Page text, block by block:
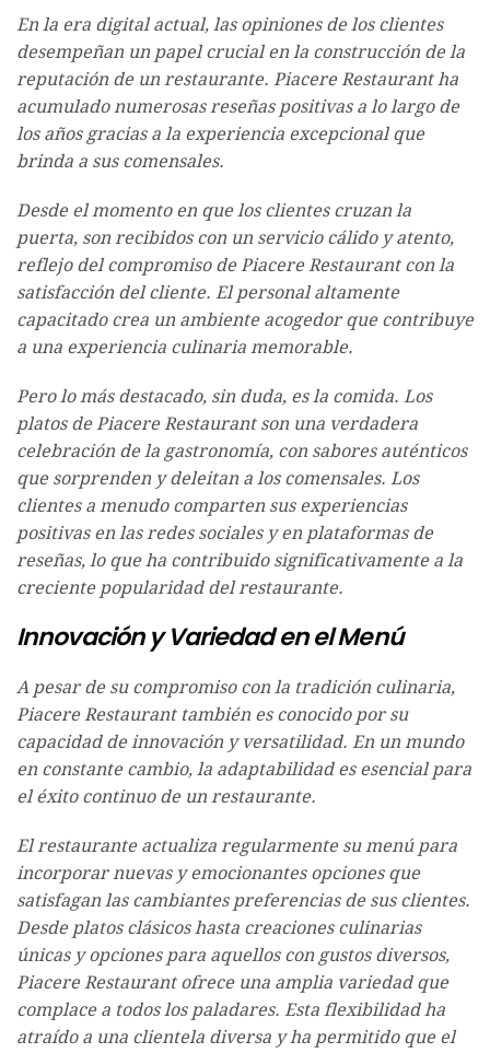
En la era digital actual, las opiniones de los clientes
desempeñan un papel crucial en la construcción de la
reputación de un restaurante. Piacere Restaurant ha
acumulado numerosas reseñas positivas a lo largo de
los años gracias a la experiencia excepcional que
brinda a sus comensales.
Desde el momento en que los clientes cruzan la
puerta, son recibidos con un servicio cálido y atento,
reflejo del compromiso de Piacere Restaurant con la
satisfacción del cliente. El personal altamente
capacitado crea un ambiente acogedor que contribuye
a una experiencia culinaria memorable.
Pero lo más destacado, sin duda, es la comida. Los
platos de Piacere Restaurant son una verdadera
celebración de la gastronomía, con sabores auténticos
que sorprenden y deleitan a los comensales. Los
clientes a menudo comparten sus experiencias
positivas en las redes sociales y en plataformas de
reseñas, lo que ha contribuido significativamente a la
creciente popularidad del restaurante.
Innovación y Variedad en el Menú
A pesar de su compromiso con la tradición culinaria,
Piacere Restaurant también es conocido por su
capacidad de innovación y versatilidad. En un mundo
en constante cambio, la adaptabilidad es esencial para
el éxito continuo de un restaurante.
El restaurante actualiza regularmente su menú para
incorporar nuevas y emocionantes opciones que
satisfagan las cambiantes preferencias de sus clientes.
Desde platos clásicos hasta creaciones culinarias
únicas y opciones para aquellos con gustos diversos,
Piacere Restaurant ofrece una amplia variedad que
complace a todos los paladares. Esta flexibilidad ha
atraído a una clientela diversa y ha permitido que el